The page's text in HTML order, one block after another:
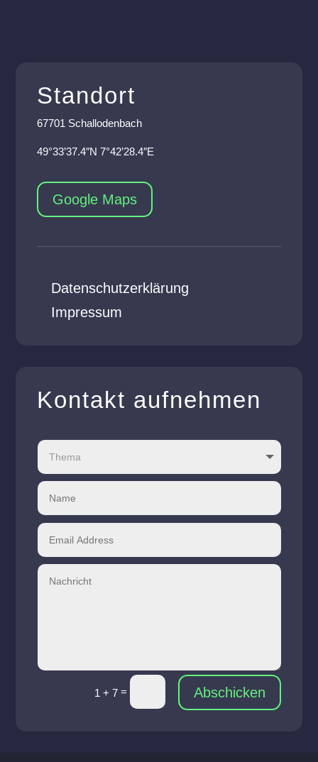
Standort
67701 Schallodenbach
49°33’37.4″N 7°42’28.4″E
Google Maps
Datenschutzerklärung
Impressum
Kontakt aufnehmen
1 + 7= Abschicken